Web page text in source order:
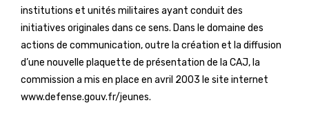
institutions et unités militaires ayant conduit des
initiatives originales dans ce sens. Dans le domaine des
actions de communication, outre la création et la diffusion
d’une nouvelle plaquette de présentation de la CAJ, la
commission a mis en place en avril 2003 le site internet
www.defense.gouv.fr/jeunes.